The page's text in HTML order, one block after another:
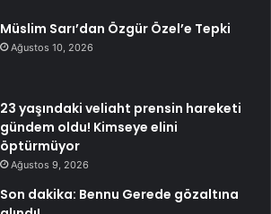
Müslim Sarı’dan Özgür Özel’e Tepki
Ağustos 10, 2026
23 yaşındaki veliaht prensin hareketi
gündem oldu! Kimseye elini
öptürmüyor
Ağustos 9, 2026
Son dakika: Bennu Gerede gözaltına